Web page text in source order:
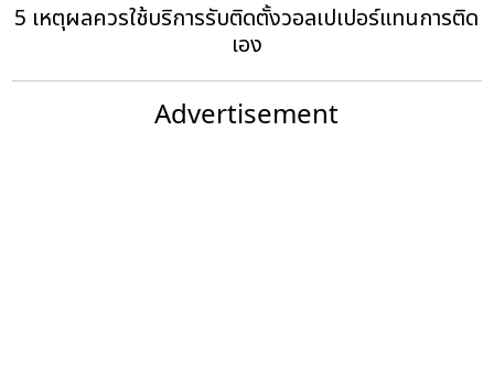
5 เหตุผลควรใช้บริการรับติดตั้งวอลเปเปอร์แทนการติด
เอง
Advertisement